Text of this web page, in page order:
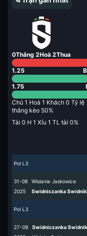
0Thắng 2Hoà 2Thua
1.25
1.75
Chủ 1 Hoà 1 Khách 0 Tỷ lệ
thắng kèo 50%
Tài 0 H 1 Xỉu 1 TL tài 0%
Pol L3
31-08
2025
Wislanie Jaskowice
Swidniczanka Swidnik
Pol L3
27-08
Swidniczanka Swidnik